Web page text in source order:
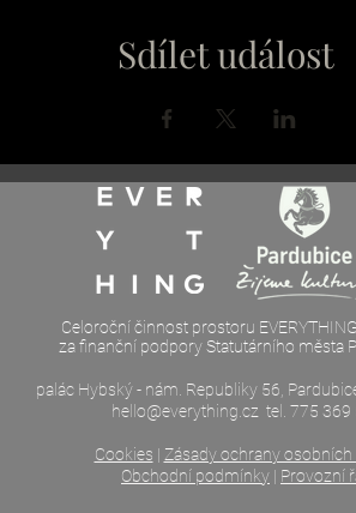
Sdílet událost
Celoroční činnost prostoru
za finanční podpory Statutárního města
palác Hybský - nám. Republiky 56,
hello@everything.cz tel. 775 369
Cookies | Zásady ochrany osobních
Obchodní podmínky | Provozní